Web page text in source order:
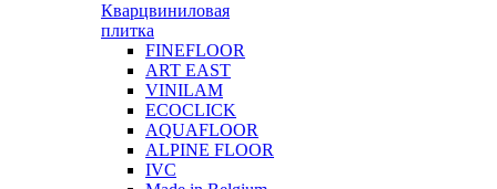
Кварцвиниловая
плитка
FINEFLOOR
ART EAST
VINILAM
ECOCLICK
AQUAFLOOR
ALPINE FLOOR
IVC